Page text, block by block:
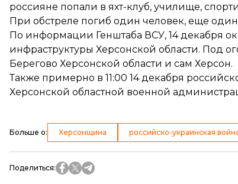
россияне попали в яхт-клуб, училище,
При обстреле погиб один человек, еще
По информации Генштаба ВСУ, 14 декабря
инфраструктуры Херсонской области. Под
Берегово Херсонской области и сам Херсон.
Также примерно в 11:00 14 декабря
Херсонской областной военной
Больше о: Херсонщина российско-украинская
Поделиться: